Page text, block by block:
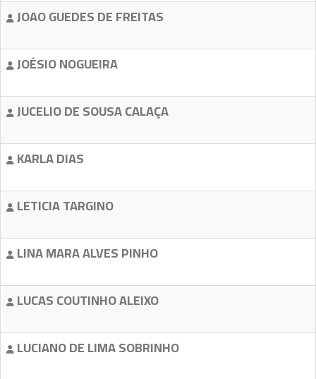
JOAO GUEDES DE FREITAS
JOÉSIO NOGUEIRA
JUCELIO DE SOUSA CALAÇA
KARLA DIAS
LETICIA TARGINO
LINA MARA ALVES PINHO
LUCAS COUTINHO ALEIXO
LUCIANO DE LIMA SOBRINHO